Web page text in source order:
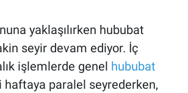
yaklaşılırken hububat
seyir devam ediyor. İç
işlemlerde genel hububat
haftaya paralel seyrederken,